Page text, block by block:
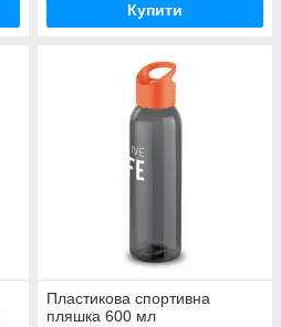
Купити
Пластикова спортивна
пляшка 600 мл